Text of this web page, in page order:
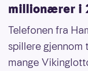
millionærer i
Telefonen fra
spillere gjennom
mange